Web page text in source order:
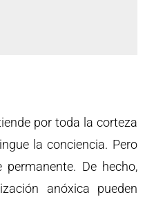
por toda la corteza
la conciencia. Pero
De hecho,
anóxica pueden